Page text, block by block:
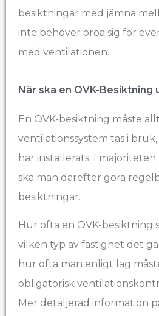
besiktningar med jämna
inte behöver oroa sig för
med ventilationen.
När ska en OVK-Besiktning
En OVK-besiktning måste
ventilationssystem tas i bruk,
har installerats. I
ska man därefter göra
besiktningar.
Hur ofta en OVK-besiktning
vilken typ av fastighet det
hur ofta man enligt lag
obligatorisk
Mer detaljerad information